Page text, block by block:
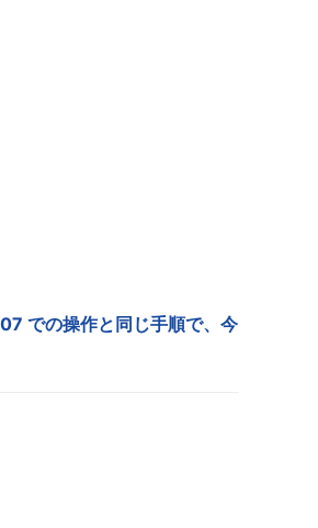
での操作と同じ手順で、今